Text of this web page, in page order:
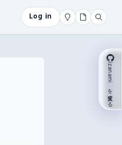
Log in
izanami を支援する